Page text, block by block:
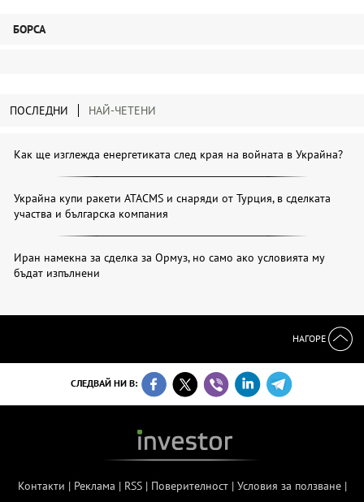
БОРСА
ПОСЛЕДНИ НАЙ-ЧЕТЕНИ
Как ще изглежда енергетиката след края на войната в Украйна?
Украйна купи ракети ATACMS и снаряди от Турция, в сделката
участва и българска компания
Иран намекна за сделка за Ормуз, но само ако условията му
бъдат изпълнени
НАГОРЕ
СЛЕДВАЙ НИ В:
Контакти | Реклама | RSS| Поверителност| Условия за ползване|